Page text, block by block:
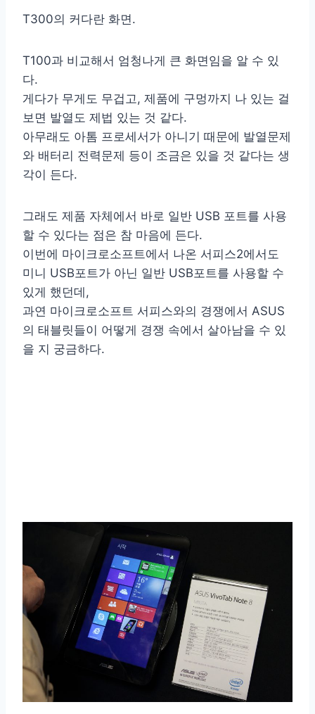
T300의 커다란 화면.
T100과 비교해서 엄청나게 큰 화면임을 알 수 있
다.
게다가 무게도 무겁고, 제품에 구멍까지 나 있는 걸
보면 발열도 제법 있는 것 같다.
아무래도 아톰 프로세서가 아니기 때문에 발열문제
와 배터리 전력문제 등이 조금은 있을 것 같다는 생
각이 든다.
그래도 제품 자체에서 바로 일반 USB 포트를 사용
할 수 있다는 점은 참 마음에 든다.
이번에 마이크로소프트에서 나온 서피스2에서도
미니 USB포트가 아닌 일반 USB포트를 사용할 수
있게 했던데,
과연 마이크로소프트 서피스와의 경쟁에서 ASUS
의 태블릿들이 어떻게 경쟁 속에서 살아남을 수 있
을 지 궁금하다.